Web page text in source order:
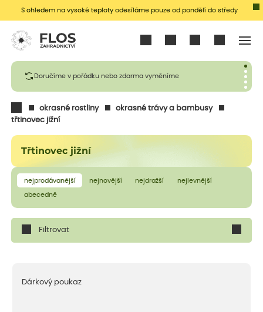
S ohledem na vysoké teploty odesíláme pouze od pondělí do středy
Doručíme v pořádku nebo zdarma vyměníme
okrasné rostliny
okrasné trávy a bambusy
třtinovec jižní
Třtinovec jižní
nejprodávanější nejnovější nejdražší nejlevnější
abecedně
Filtrovat
Dárkový poukaz